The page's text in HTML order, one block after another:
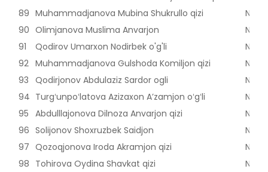
89 Muhammadjanova Mubina Shukrullo qizi
90 Olimjanova Muslima Anvarjon
91
Qodirov Umarxon Nodirbek o'g'li
92 Muhammadjanova Gulshoda Komiljon qizi
93 Qodirjonov Abdulaziz Sardor ogli
94 Turgʻunpoʻlatova Azizaxon Aʼzamjon oʻgʻli
95 Abdulllajonova Dilnoza Anvarjon qizi
96 Solijonov Shoxruzbek Saidjon
97 Qozoqjonova Iroda Akramjon qizi
98 Tohirova Oydina Shavkat qizi